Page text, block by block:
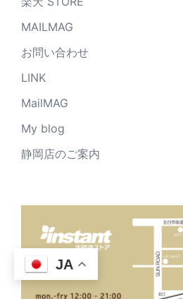
MAILMAG
お問い合わせ
LINK
MailMAG
My blog
静岡店のご案内
JA